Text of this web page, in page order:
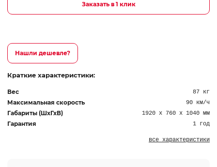
Заказать в 1 клик
Нашли дешевле?
Краткие характеристики:
Вес 87 кг
Максимальная скорость 90 км/ч
Габариты (ШхГхВ) 1920 х 760 х 1040 мм
Гарантия 1 год
все характеристики